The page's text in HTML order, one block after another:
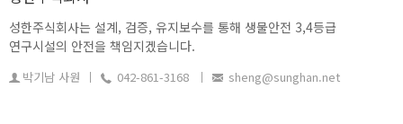
성한주식회사는 설계, 검증, 유지보수를 통해 생물안전 3,4등급
연구시설의 안전을 책임지겠습니다.
박기남 사원 042-861-3168 sheng@sunghan.net